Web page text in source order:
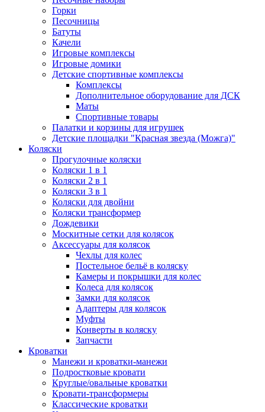
Горки
Песочницы
Батуты
Качели
Игровые комплексы
Игровые домики
Детские спортивные комплексы
Комплексы
Дополнительное оборудование для ДСК
Маты
Спортивные товары
Палатки и корзины для игрушек
Детские площадки "Красная звезда (Можга)"
Коляски
Прогулочные коляски
Коляски 1 в 1
Коляски 2 в 1
Коляски 3 в 1
Коляски для двойни
Коляски трансформер
Дождевики
Москитные сетки для колясок
Аксессуары для колясок
Чехлы для колес
Постельное бельё в коляску
Камеры и покрышки для колес
Колеса для колясок
Замки для колясок
Адаптеры для колясок
Муфты
Конверты в коляску
Запчасти
Кроватки
Манежи и кроватки-манежи
Подростковые кровати
Круглые/овальные кроватки
Кровати-трансформеры
Классические кроватки